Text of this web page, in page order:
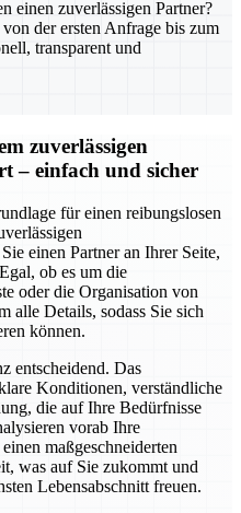
einen zuverlässigen Partner?
der ersten Anfrage bis zum
transparent und
zuverlässigen
– einfach und sicher
für einen reibungslosen
einen Partner an Ihrer Seite,
ob es um die
oder die Organisation von
alle Details, sodass Sie sich
können.
entscheidend. Das
Konditionen, verständliche
die auf Ihre Bedürfnisse
vorab Ihre
maßgeschneiderten
was auf Sie zukommt und
Lebensabschnitt freuen.